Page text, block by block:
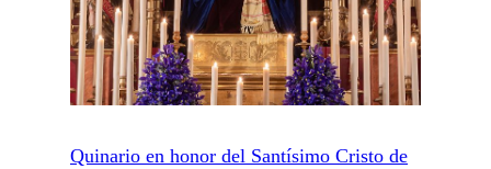
Quinario en honor del Santísimo Cristo de